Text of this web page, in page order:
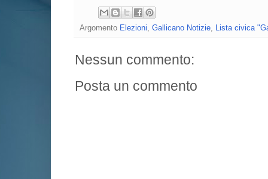
Argomento Elezioni Gallicano Notizie Lista civica
Nessun commento:
Posta un commento